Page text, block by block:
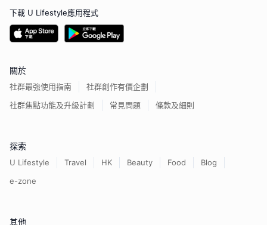
下載 U Lifestyle應用程式
關於
社群最強使用指南
社群創作有價企劃
社群焦點功能及升級計劃
常見問題 條款及細則
探索
U Lifestyle Travel HK Beauty Food
Blog
e-zone
其他